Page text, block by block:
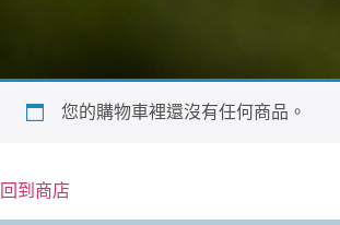
您的購物車裡還沒有任何商品。
回到商店